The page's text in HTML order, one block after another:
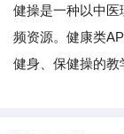
健操是一种以中
频资源。健康类
健身、保健操的教